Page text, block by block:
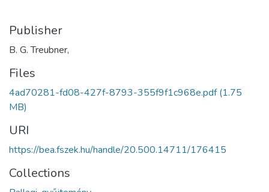
Publisher
B. G. Treubner,
Files
4ad70281-fd08-427f-8793-355f9f1c968e.pdf(1.75
MB)
URI
https://bea.fszek.hu/handle/20.500.14711/176415
Collections